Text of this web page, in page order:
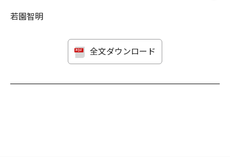
若園智明
全文ダウンロード